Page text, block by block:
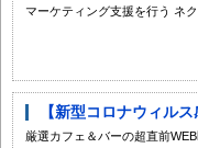
マーケティング支援を行う ネ
【新型コロナウィル
厳選カフェ＆バーの超直前